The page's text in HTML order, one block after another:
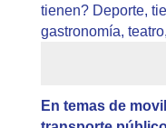
tienen? Deporte,
gastronomía,
En temas de